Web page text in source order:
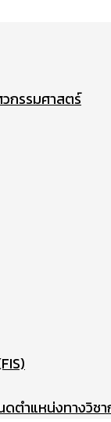
กรรมศาสตร์
ดตำแหน่งทางวิช